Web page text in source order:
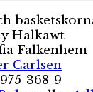
Halkawt
Falkenhem
Carlsen
368-9